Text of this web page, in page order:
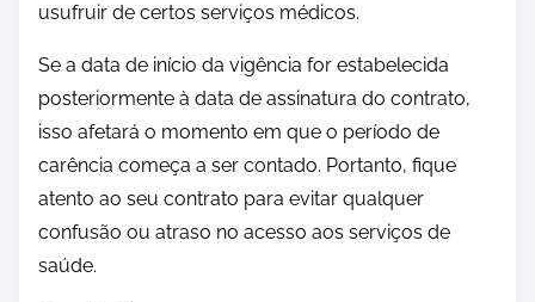
usufruir de certos serviços médicos.
Se a data de início da vigência for estabelecida
posteriormente à data de assinatura do contrato,
isso afetará o momento em que o período de
carência começa a ser contado. Portanto, fique
atento ao seu contrato para evitar qualquer
confusão ou atraso no acesso aos serviços de
saúde.